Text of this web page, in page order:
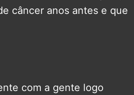
câncer anos antes e que
com a gente logo